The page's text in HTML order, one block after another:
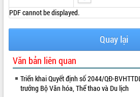
PDF cannot be displayed.
Quay lại
Văn bản liên quan
Triển khai Quyết định số 2044/QĐ-
trưởng Bộ Văn hóa, Thể thao và Du lịch